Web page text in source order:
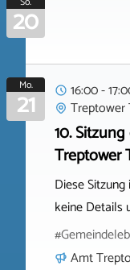
20
Mo.
21
16:00 -
Treptower
10.
Treptower
Diese
keine Details
Amt